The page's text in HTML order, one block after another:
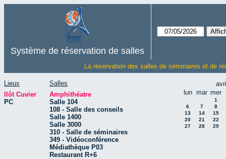
Système de réservation de salles
La réservation des salles de séminaires et de
Lieux
Ilôt Cuvier
PC
Salles
Amphithéatre
Salle 104
108 - Salle des conseils
Salle 1400
Salle 3000
310 - Salle de séminaires
349 - Vidéoconférence
Médiathèque P03
Restaurant R+6
lun mar mer
1
6
7
8
13
14
15
20
21
22
27
28 29